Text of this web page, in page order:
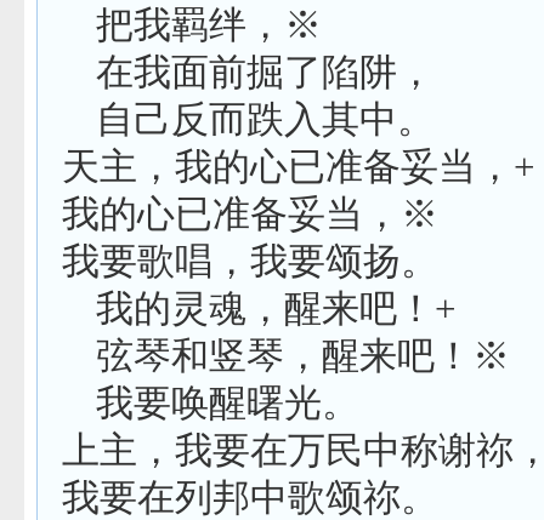
把我羁绊，※
在我面前掘了陷阱，
自己反而跌入其中。
天主，我的心已准备妥当， +
我的心已准备妥当，※
我要歌唱，我要颂扬。
我的灵魂，醒来吧！ +
弦琴和竖琴，醒来吧！※
我要唤醒曙光。
上主，我要在万民中称谢祢
我要在列邦中歌颂祢。